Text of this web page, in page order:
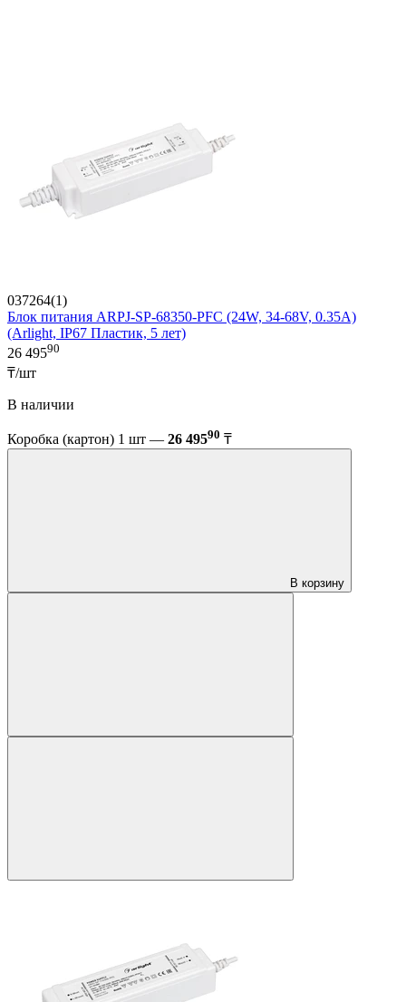
037264(1)
Блок питания ARPJ-SP-68350-PFC (24W, 34-68V, 0.35A)
(Arlight, IP67 Пластик, 5 лет)
26 49590
₸/шт
В наличии
Коробка (картон) 1 шт — 26 49590 ₸
В корзину